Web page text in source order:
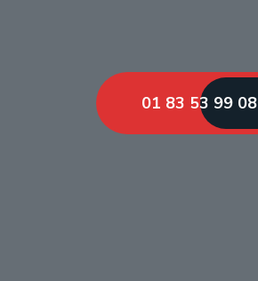
01 83 53 99 08